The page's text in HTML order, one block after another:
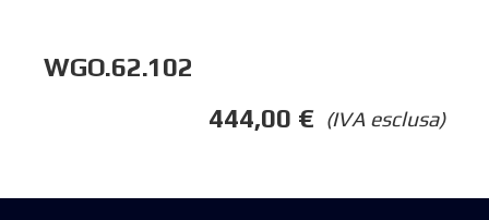
WGO.62.102
(IVA esclusa)
444,00 €